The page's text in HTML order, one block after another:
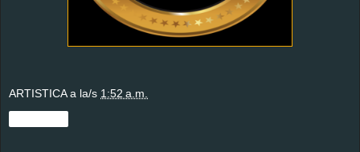
ARTISTICA a la/s 1:52 a.m.